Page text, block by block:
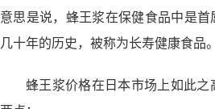
意思是说，蜂王浆在保健食品中是
几十年的历史，被称为长寿健康食品
蜂王浆价格在日本市场上如此